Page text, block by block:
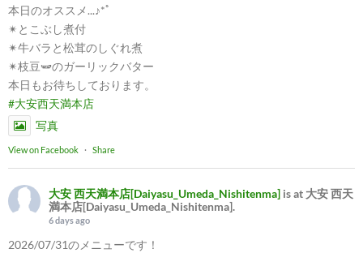
本日のオススメ...♪*ﾟ
✴︎とこぶし煮付
✴︎牛バラと松茸のしぐれ煮
✴︎枝豆🫛のガーリックバター
本日もお待ちしております。
#大安西天満本店
写真
View on Facebook · Share
大安 西天満本店[Daiyasu_Umeda_Nishitenma] is at 大安 西天
満本店[Daiyasu_Umeda_Nishitenma].
6 days ago
2026/07/31のメニューです！